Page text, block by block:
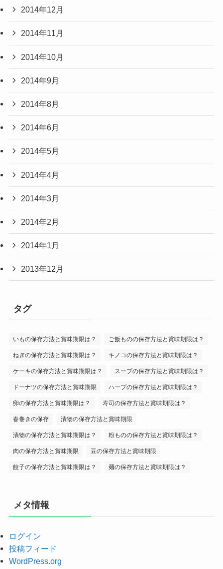
2014年12月
2014年11月
2014年10月
2014年9月
2014年8月
2014年6月
2014年5月
2014年4月
2014年3月
2014年2月
2014年1月
2013年12月
タグ
いもの保存方法と賞味期限は？ ご飯ものの保存方法と賞味期限は？
ねぎの保存方法と賞味期限は？ キノコの保存方法と賞味期限は？
ケーキの保存方法と賞味期限は？ スープの保存方法と賞味期限は？
ドーナツの保存方法と賞味期限 ハーブの保存方法と賞味期限は？
卵の保存方法と賞味期限は？ 寿司の保存方法と賞味期限は？
春巻きの保存 漬物の保存方法と賞味期限
漬物の保存方法と賞味期限は？ 粉ものの保存方法と賞味期限は？
肉の保存方法と賞味期限 豆の保存方法と賞味期限
餃子の保存方法と賞味期限は？ 麺の保存方法と賞味期限は？
メタ情報
ログイン
投稿フィード
WordPress.org